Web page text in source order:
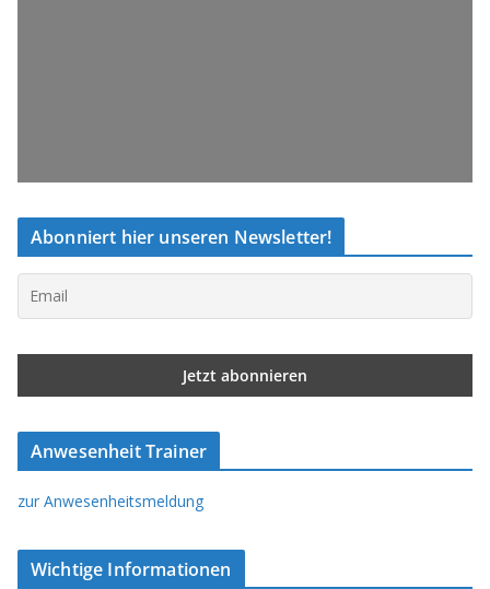
Abonniert hier unseren Newsletter!
Anwesenheit Trainer
zur Anwesenheitsmeldung
Wichtige Informationen